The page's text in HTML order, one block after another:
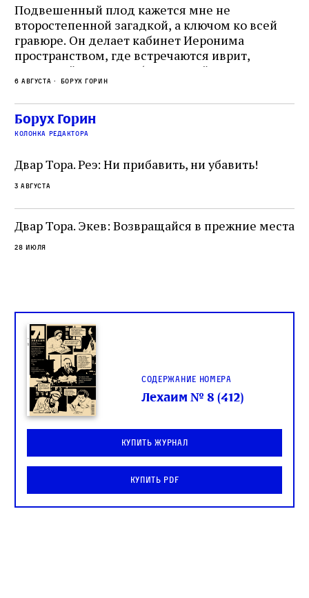
Подвешенный плод кажется мне не
второстепенной загадкой, а ключом ко всей
гравюре. Он делает кабинет Иеронима
пространством, где встречаются иврит,
греческий и латынь; буквальный смысл и
церковная традиция; филологическая
точность и понятность; переводчик,
убеждённый в необходимости исправления, и
читатель, воспринимающий исправление как
не просто покровитель переводчиков,
окружённый книгами. Перед нами человек,
одно решение которого вызвало возмущение
целой общины и стало частью многовекового
спора о том, кому принадлежит последнее
слово в переводе Библии
6 августа Борух Горин
Борух Горин
колонка редактора
Двар Тора. Реэ: Ни прибавить, ни убавить!
3 августа
Двар Тора. Экев: Возвращайся в прежние места
28 июля
Содержание номера
Лехаим № 8 (412)
Купить журнал
Купить PDF